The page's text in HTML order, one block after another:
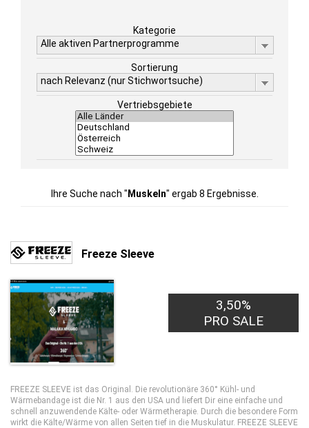
Kategorie
Alle aktiven Partnerprogramme
Sortierung
nach Relevanz (nur Stichwortsuche)
Vertriebsgebiete
Ihre Suche nach " Muskeln" ergab 8 Ergebnisse.
Freeze Sleeve
3,50%
PRO SALE
FREEZE SLEEVE ist das Original. Die revolutionäre 360° Kühl- und
Wärmebandage ist die Nr. 1 aus den USA und liefert Dir eine einfache und
schnell anzuwendende Kälte- oder Wärmetherapie. Durch die besondere Form
wirkt die Kälte/Wärme von allen Seiten tief in die Muskulatur. FREEZE SLEEVE